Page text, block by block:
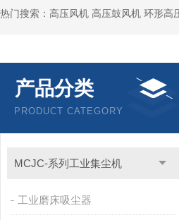
热门搜索：高压风机 高压鼓风机 环形
产品分类
PRODUCT CATEGORY
MCJC-系列工业集尘机
工业磨床吸尘器